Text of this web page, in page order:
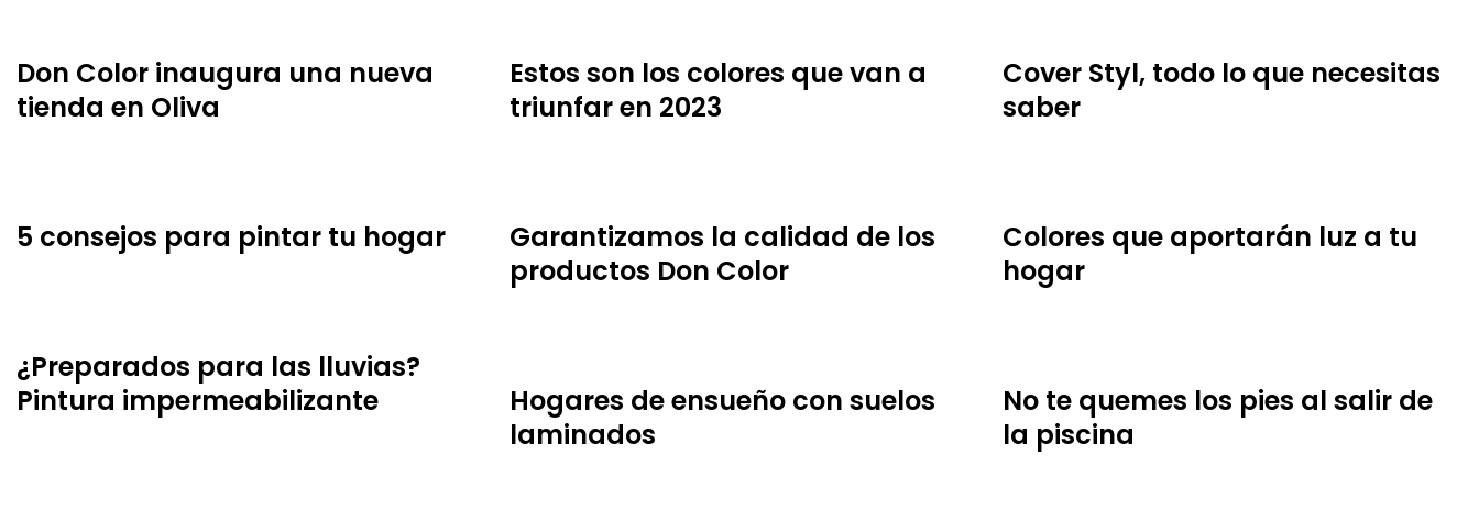
Don Color inaugura una nueva
tienda en Oliva
Estos son los colores que van a
triunfar en 2023
Cover Styl, todo lo que necesitas
saber
5 consejos para pintar tu hogar
Garantizamos la calidad de los
productos Don Color
Colores que aportarán luz a tu
hogar
¿Preparados para las lluvias?
Pintura impermeabilizante
Hogares de ensueño con suelos
laminados
No te quemes los pies al salir de
la piscina